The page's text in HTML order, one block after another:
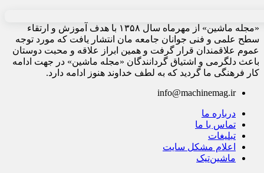
«مجله ماشین» از مهرماه سال ۱۳۵۸ با هدف آموزش و ارتقاء
سطح علمی و فنی جوانان جامعه مان انتشار یافت که مورد توجه
عموم علاقمندان قرار گرفت و همین ابراز علاقه و محبت دوستان
باعث دلگرمی و اشتیاق گردانندگان «مجله ماشین» در جهت ادامه
کار فرهنگی ما گردید که به لطف خداوند هنوز ادامه دارد.
info@machinemag.ir
درباره ما
تماس با ما
تبلیغات
اعلام مشکل سایت
ماشین‌تیک